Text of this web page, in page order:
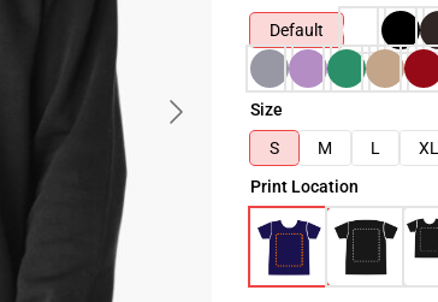
Default
Size
S
M L XL
Print Location